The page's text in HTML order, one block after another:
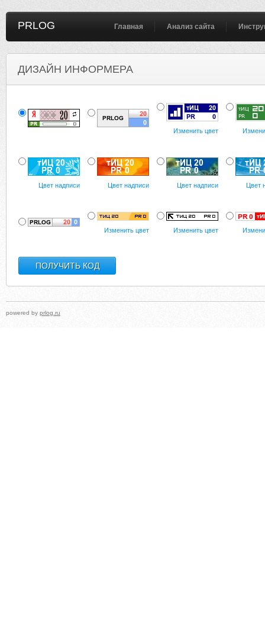
PRLOG Главная Анализ сайта
ДИЗАЙН ИНФОРМЕРА
Изменить цвет
Цвет надписи Цвет надписи Цвет надписи Цвет
Изменить цвет Изменить цвет
powered by prlog.ru